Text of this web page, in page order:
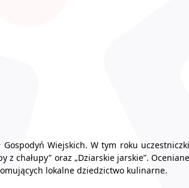
Wiejskich. W tym roku uczestniczki
chałupy” oraz „Dziarskie jarskie”. Oceniane
lokalne dziedzictwo kulinarne.